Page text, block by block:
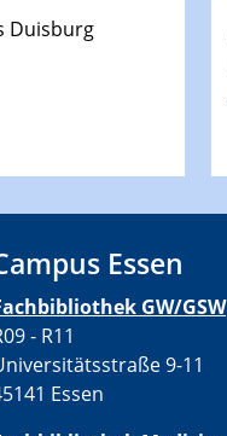
Duisburg
Essen
GW/GSW
- R11
9-11
Essen